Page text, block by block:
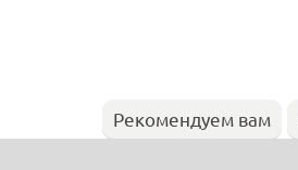
Рекомендуем вам